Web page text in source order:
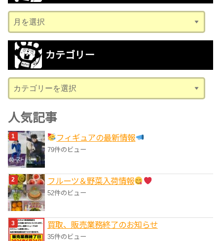
ー
カ
ブ
カテゴリー
テ
ゴ
リ
ー
人気記事
フィギュアの最新情報
79件のビュー
フルーツ＆野菜入荷情報
52件のビュー
買取、販売業務終了のお知らせ
35件のビュー